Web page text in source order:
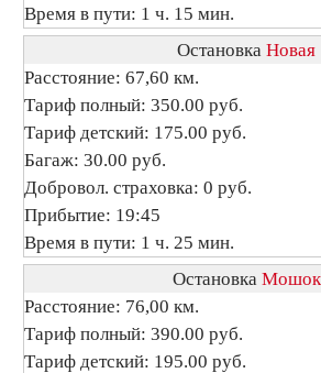
Время в пути: 1 ч. 15 мин.
Остановка Новая
Расстояние: 67,60 км.
Тариф полный: 350.00 руб.
Тариф детский: 175.00 руб.
Багаж: 30.00 руб.
Добровол. страховка: 0 руб.
Прибытие: 19:45
Время в пути: 1 ч. 25 мин.
Остановка Мошок
Расстояние: 76,00 км.
Тариф полный: 390.00 руб.
Тариф детский: 195.00 руб.